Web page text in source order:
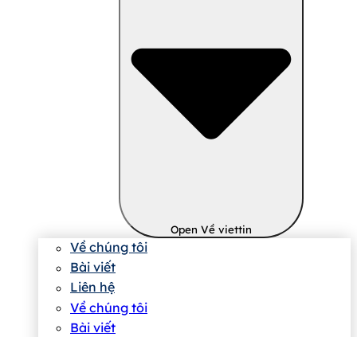
Open Về viettin
Về chúng tôi
Bài viết
Liên hệ
Về chúng tôi
Bài viết